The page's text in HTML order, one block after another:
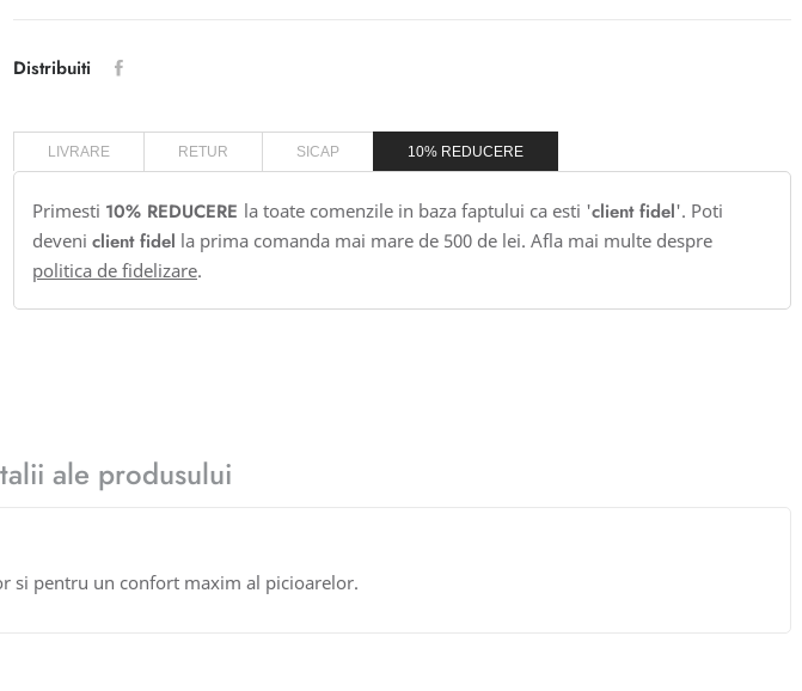
Distribuiti
LIVRARE RETUR SICAP 10% REDUCERE
Primesti 10% REDUCERE la toate comenzile in baza faptului ca esti 'client fidel'. Poti
deveni client fidel la prima comanda mai mare de 500 de lei. Afla mai multe despre
politica de fidelizare.
ale produsului
si pentru un confort maxim al picioarelor.